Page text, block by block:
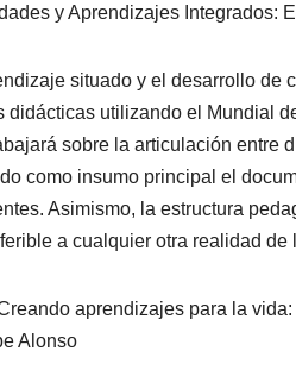
y Aprendizajes Integrados:
situado y el desarrollo de
didácticas utilizando el Mundial
sobre la articulación entre
como insumo principal el
Asimismo, la estructura
a cualquier otra realidad de
aprendizajes para la
Alonso